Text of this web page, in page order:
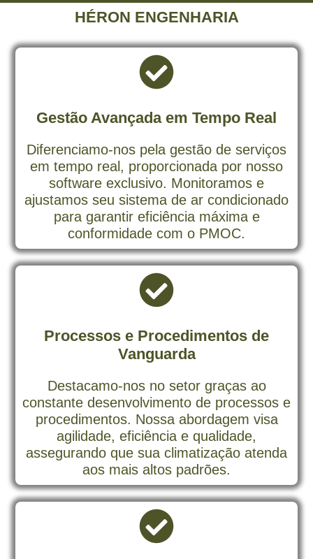
HÉRON ENGENHARIA
Gestão Avançada em Tempo Real
Diferenciamo-nos pela gestão de serviços
em tempo real, proporcionada por nosso
software exclusivo. Monitoramos e
ajustamos seu sistema de ar condicionado
para garantir eficiência máxima e
conformidade com o PMOC.
Processos e Procedimentos de
Vanguarda
Destacamo-nos no setor graças ao
constante desenvolvimento de processos e
procedimentos. Nossa abordagem visa
agilidade, eficiência e qualidade,
assegurando que sua climatização atenda
aos mais altos padrões.